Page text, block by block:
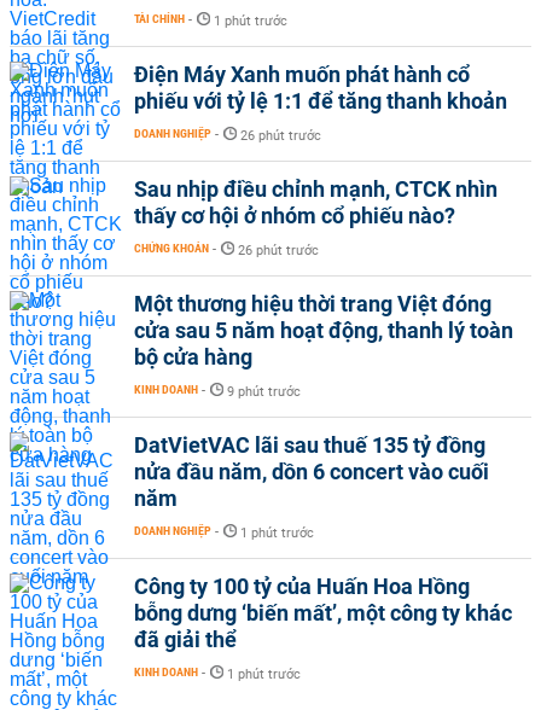
TÀI CHÍNH - 1 phút trước
Điện Máy Xanh muốn phát hành cổ
phiếu với tỷ lệ 1:1 để tăng thanh khoản
DOANH NGHIỆP - 26 phút trước
Sau nhịp điều chỉnh mạnh, CTCK nhìn
thấy cơ hội ở nhóm cổ phiếu nào?
CHỨNG KHOÁN - 26 phút trước
Một thương hiệu thời trang Việt đóng
cửa sau 5 năm hoạt động, thanh lý toàn
bộ cửa hàng
KINH DOANH - 9 phút trước
DatVietVAC lãi sau thuế 135 tỷ đồng
nửa đầu năm, dồn 6 concert vào cuối
năm
DOANH NGHIỆP - 1 phút trước
Công ty 100 tỷ của Huấn Hoa Hồng
bỗng dưng ‘biến mất’, một công ty khác
đã giải thể
KINH DOANH - 1 phút trước